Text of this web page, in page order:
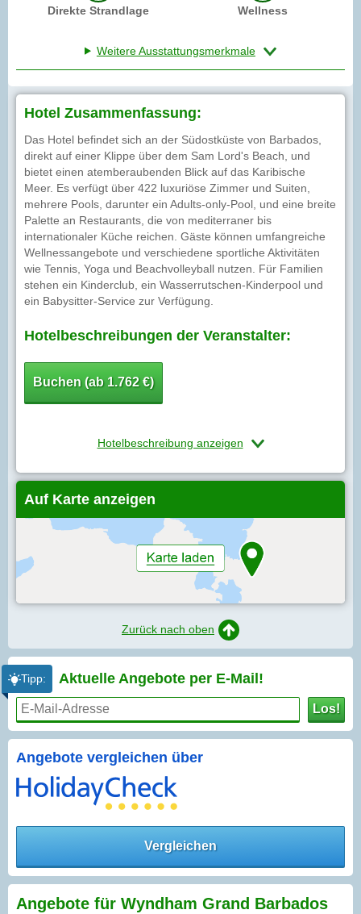
Direkte Strandlage Wellness
Weitere Ausstattungsmerkmale
Hotel Zusammenfassung:
Das Hotel befindet sich an der Südostküste von Barbados,
direkt auf einer Klippe über dem Sam Lord's Beach, und
bietet einen atemberaubenden Blick auf das Karibische
Meer. Es verfügt über 422 luxuriöse Zimmer und Suiten,
mehrere Pools, darunter ein Adults-only-Pool, und eine breite
Palette an Restaurants, die von mediterraner bis
internationaler Küche reichen. Gäste können umfangreiche
Wellnessangebote und verschiedene sportliche Aktivitäten
wie Tennis, Yoga und Beachvolleyball nutzen. Für Familien
stehen ein Kinderclub, ein Wasserrutschen-Kinderpool und
ein Babysitter-Service zur Verfügung.
Hotelbeschreibungen der Veranstalter:
Buchen (ab 1.762 €)
Hotelbeschreibung anzeigen
Auf Karte anzeigen
Zurück nach oben
Tipp: Aktuelle Angebote per E-Mail!
Los!
Angebote vergleichen über
Vergleichen
Angebote für Wyndham Grand Barbados